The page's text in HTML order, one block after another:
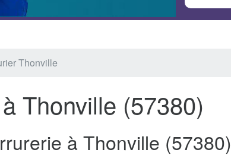
Thonville
Thonville (57380)
à Thonville (57380)